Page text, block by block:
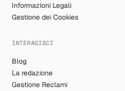
Informazioni Legali
Gestione dei Cookies
INTERAGISCI
Blog
La redazione
Gestione Reclami